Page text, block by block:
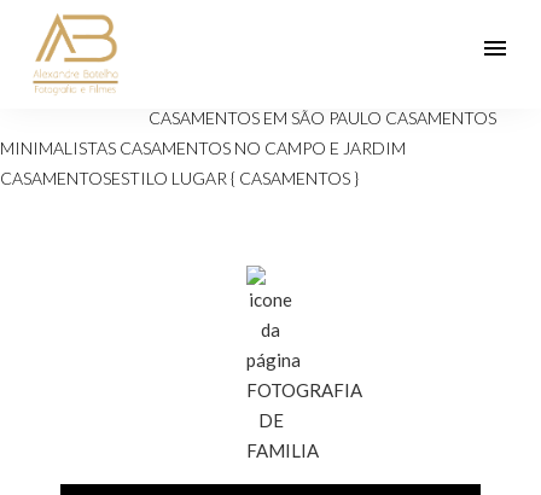
menu
CASAMENTOS EM SÃO PAULO CASAMENTOS
MINIMALISTAS CASAMENTOS NO CAMPO E JARDIM
CASAMENTOSESTILO LUGAR { CASAMENTOS }